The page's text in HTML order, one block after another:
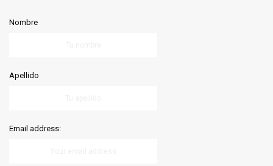
Nombre
Apellido
Email address: